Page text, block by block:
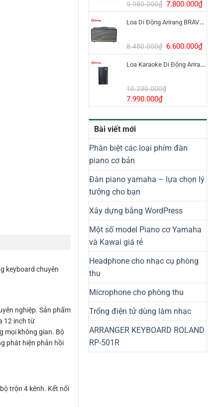
8.800.000₫.
9.980.000₫ Giá
gốc
là:
7.800.000₫Giá
hiện
tại
Loa Di Động Arirang BRAVO 8 800W Có Micro
8.450.000₫ Giá
gốc
là:
6.600.000₫Giá
hiện
tại
Loa Karaoke Di Động Arirang EDGE-X Model I
10.230.000₫
Giá
gốc
là:
10.230.000₫.
7.990.000₫Giá
hiện
tại
7.990.000₫.
Bài viết mới
Phân biệt các loại phím đàn
piano cơ bản
Đàn piano yamaha – lựa chọn lý
tưởng cho bạn
Xây dựng bằng WordPress
Một số model Piano cơ Yamaha
và Kawai giá rẻ
Headphone cho nhạc cụ phòng
thu
Microphone cho phòng thu
Trống điện tử dùng làm nhạc
ARRANGER KEYBOARD ROLAND
RP-501R
keyboard chuyên
nghiệp. Sản phẩm
12 inch từ
mọi không gian. Bộ
phát hiện phản hồi
trộn 4 kênh. Kết nối